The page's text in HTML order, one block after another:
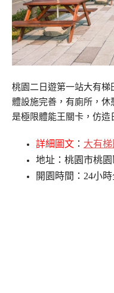
桃園二日遊第一站大有梯
體設施完善，有廁所，
是極限體能王關卡，仿造
詳細圖文 ： 大有
地址：桃園市桃
開園時間：24小